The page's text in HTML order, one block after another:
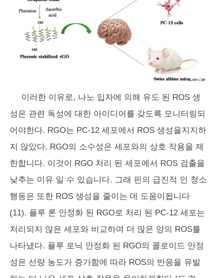
이러한 이유로, 나노 입자에 의해 유도 된 ROS 생
성은 관련 독성에 대한 아이디어를 갖도록 모니터링되
어야한다. RGO는 PC-12 세포에서 ROS 생성을지지하
지 않았다. RGO의 소수성은 세포와의 상호 작용을 제
한합니다. 이것이 RGO 처리 된 세포에서 ROS 검출을
낮추는 이유 일 수 있습니다. 그래 핀의 급진적 인 청소
행동은 또한 ROS 생성을 줄이는 데 도움이됩니다
(11). 플루 론 안정화 된 RGO로 처리 된 PC-12 세포는
처리되지 않은 세포와 비교하여 더 많은 양의 ROS를
나타냈다. 플루 로닉 안정화 된 RGO의 콜로이드 안정
성은 선량 농도가 증가함에 따라 ROS의 반응을 유발